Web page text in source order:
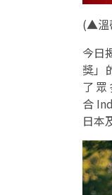
(▲
今日
獎」
了
合
日本